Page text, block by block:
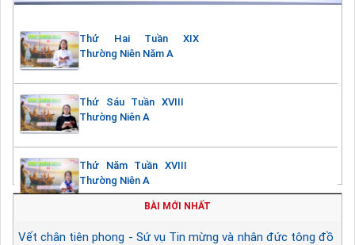
Thứ Hai Tuần XIX
Thường Niên Năm A
Thứ Sáu Tuần XVIII
Thường Niên A
Thứ Năm Tuần XVIII
Thường Niên A
BÀI MỚI NHẤT
Vết chân tiên phong - Sứ vụ Tin mừng và nhân đức tông đồ